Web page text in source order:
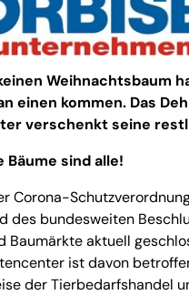
Weihnachtsbaum
einen kommen. Das
verschenkt seine
Bäume sind alle!
Corona-
des bundesweiten
Baumärkte aktuell
ist davon
der Tierbedarfshandel